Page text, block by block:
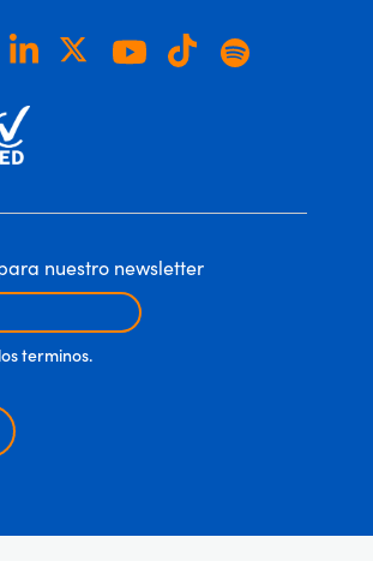
nuestro newsletter
terminos.